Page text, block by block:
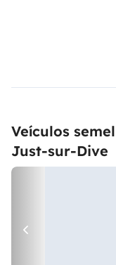
Veículos
Just-sur-Dive